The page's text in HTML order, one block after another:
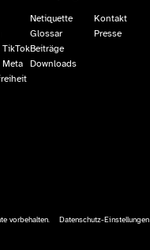
TikTok
Meta
Netiquette
Glossar
Beiträge
Downloads
Kontakt
Presse
vorbehalten. Datenschutz-Einstellungen